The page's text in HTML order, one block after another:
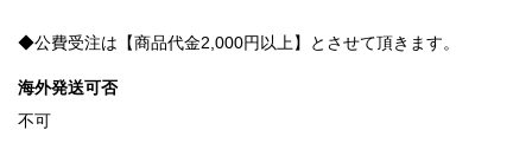
◆公費受注は【商品代金2,000円以上】とさせて頂きます。
海外発送可否
不可